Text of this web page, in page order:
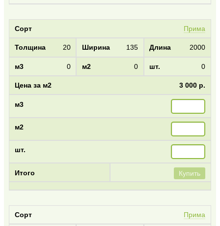
Прима
20 135 2000
0 0 0
3 000 р.
Купить
Прима